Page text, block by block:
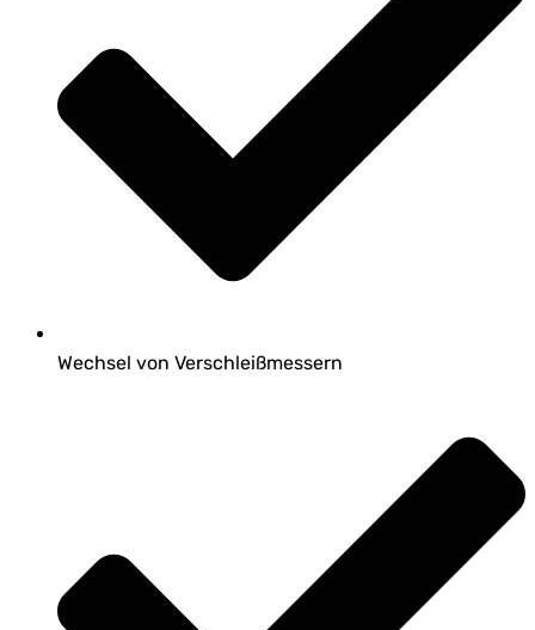
Wechsel von Verschleißmessern